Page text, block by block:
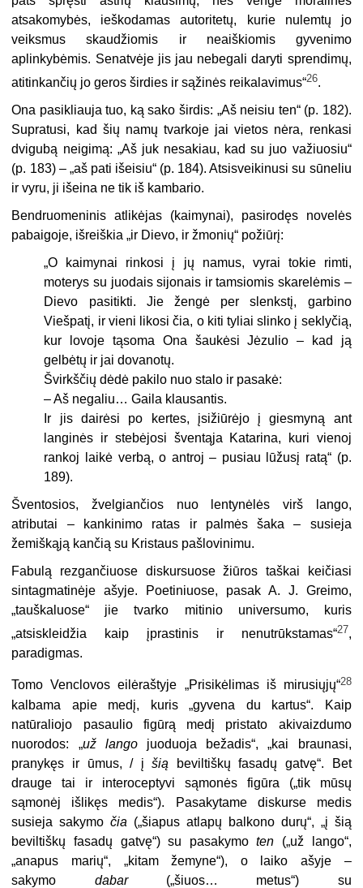
atsakomybės, ieškodamas autoritetų, kurie nulemtų jo
veiksmus skaudžiomis ir neaiškiomis gyvenimo
aplinkybėmis. Senatvėje jis jau nebegali daryti sprendimų,
atitinkančių jo geros širdies ir sąžinės reikalavimus“26.
Ona pasikliauja tuo, ką sako širdis: „Aš neisiu ten“ (p. 182).
Supratusi, kad šių namų tvarkoje jai vietos nėra, renkasi
dvigubą neigimą: „Aš juk nesakiau, kad su juo važiuosiu“
(p. 183) – „aš pati išeisiu“ (p. 184). Atsisveikinusi su sūneliu
ir vyru, ji išeina ne tik iš kambario.
Bendruomeninis atlikėjas (kaimynai), pasirodęs novelės
pabaigoje, išreiškia „ir Dievo, ir žmonių“ požiūrį:
„O kaimynai rinkosi į jų namus, vyrai tokie rimti,
moterys su juodais sijonais ir tamsiomis skarelėmis –
Dievo pasitikti. Jie žengė per slenkstį, garbino
Viešpatį, ir vieni likosi čia, o kiti tyliai slinko į seklyčią,
kur lovoje tąsoma Ona šaukėsi Jėzulio – kad ją
gelbėtų ir jai dovanotų.
Švirkščių dėdė pakilo nuo stalo ir pasakė:
– Aš negaliu… Gaila klausantis.
Ir jis dairėsi po kertes, įsižiūrėjo į giesmyną ant
langinės ir stebėjosi šventąja Katarina, kuri vienoj
rankoj laikė verbą, o antroj – pusiau lūžusį ratą“ (p.
189).
Šventosios, žvelgiančios nuo lentynėlės virš lango,
atributai – kankinimo ratas ir palmės šaka – susieja
žemiškąją kančią su Kristaus pašlovinimu.
Fabulą rezgančiuose diskursuose žiūros taškai keičiasi
sintagmatinėje ašyje. Poetiniuose, pasak A. J. Greimo,
„tauškaluose“ jie tvarko mitinio universumo, kuris
„atsiskleidžia kaip įprastinis ir nenutrūkstamas“27,
paradigmas.
Tomo Venclovos eilėraštyje „Prisikėlimas iš mirusiųjų“28
kalbama apie medį, kuris „gyvena du kartus“. Kaip
natūraliojo pasaulio figūrą medį pristato akivaizdumo
nuorodos: „už langojuoduoja bežadis“, „kai braunasi,
pranykęs ir ūmus, / įšią beviltiškų fasadų gatvę“. Bet
drauge tai ir interoceptyvi sąmonės figūra („tik mūsų
sąmonėj išlikęs medis“). Pasakytame diskurse medis
susieja sakymočia („šiapus atlapų balkono durų“, „į šią
beviltiškų fasadų gatvę“) su pasakymoten („už lango“,
„anapus marių“, „kitam žemyne“), o laiko ašyje –
sakymo dabar(„šiuos… metus“) su